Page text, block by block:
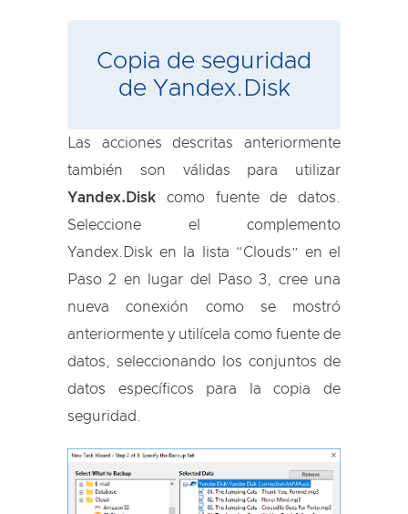
Copia de seguridad
de Yandex.Disk
Las acciones descritas anteriormente
también son válidas para utilizar
Yandex.Disk como fuente de datos.
Seleccione el complemento
Yandex.Disk en la lista “Clouds” en el
Paso 2 en lugar del Paso 3, cree una
nueva conexión como se mostró
anteriormente y utilícela como fuente de
datos, seleccionando los conjuntos de
datos específicos para la copia de
seguridad.